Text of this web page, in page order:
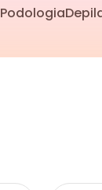
Podologia